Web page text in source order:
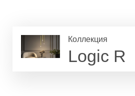
Коллекция
Logic R